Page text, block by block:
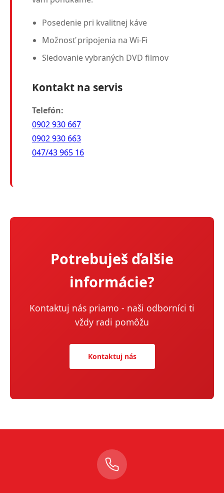
Posedenie pri kvalitnej káve
Možnosť pripojenia na Wi-Fi
Sledovanie vybraných DVD filmov
Kontakt na servis
Telefón:
0902 930 667
0902 930 663
047/43 965 16
Potrebuješ ďalšie
informácie?
Kontaktuj nás priamo - naši odborníci ti
vždy radi pomôžu
Kontaktuj nás